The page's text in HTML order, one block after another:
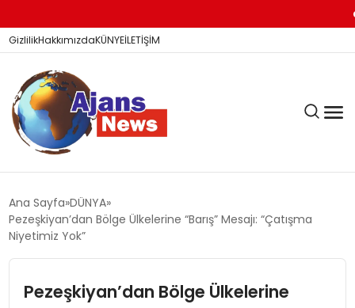
GizlilikHakkımızdaKÜNYEİLETİŞİM
KÖŞE YAZILARI
SİYASET
Ana Sayfa DÜNYA
Pezeşkiyan’dan Bölge Ülkelerine “Barış” Mesajı: “Çatışma
Niyetimiz Yok”
Pezeşkiyan’dan Bölge Ülkelerine